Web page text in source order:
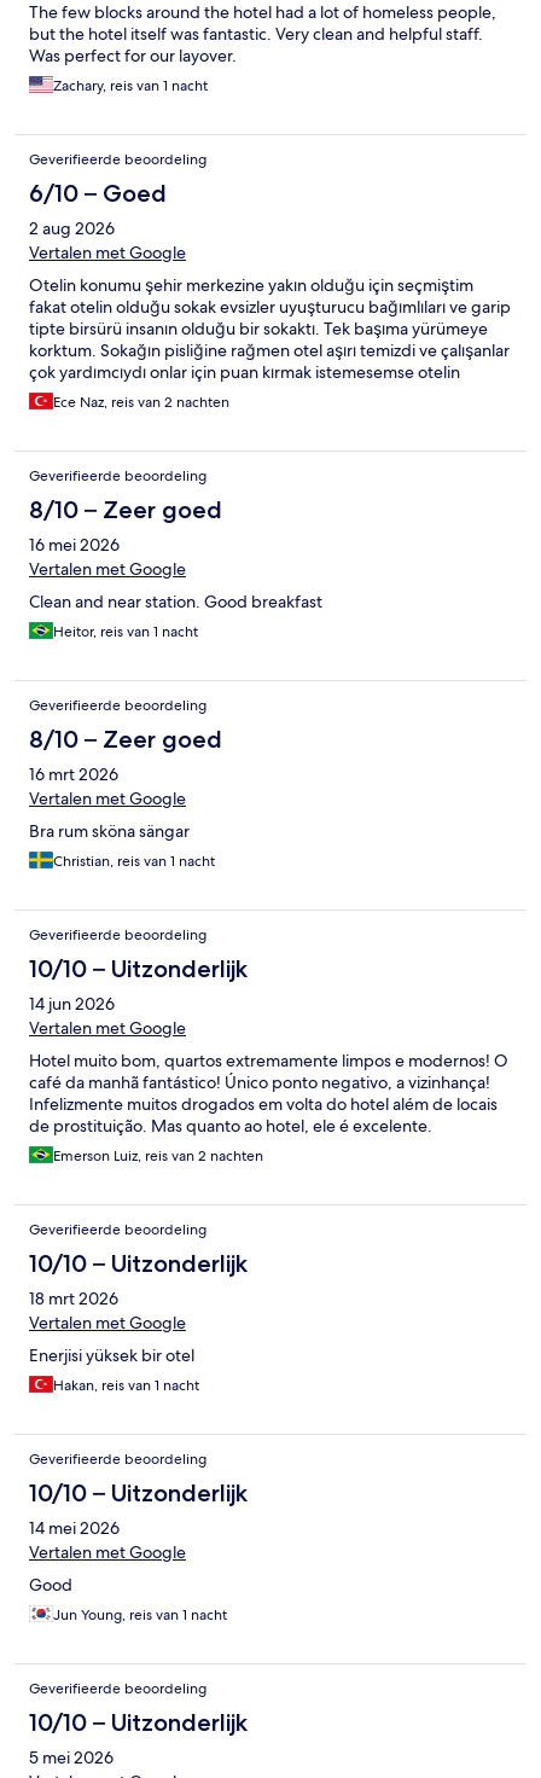
The few blocks around the hotel had a lot of homeless people,
but the hotel itself was fantastic. Very clean and helpful staff.
Was perfect for our layover.
Zachary, reis van 1 nacht
Geverifieerde beoordeling
6/10 – Goed
2 aug 2026
Vertalen met Google
Otelin konumu şehir merkezine yakın olduğu için seçmiştim
fakat otelin olduğu sokak evsizler uyuşturucu bağımlıları ve garip
tipte birsürü insanın olduğu bir sokaktı. Tek başıma yürümeye
korktum. Sokağın pisliğine rağmen otel aşırı temizdi ve çalışanlar
çok yardımcıydı onlar için puan kırmak istemesemse otelin
olduğu sokak çok kötüydü.
Ece Naz, reis van 2 nachten
Geverifieerde beoordeling
8/10 – Zeer goed
16 mei 2026
Vertalen met Google
Clean and near station. Good breakfast
Heitor, reis van 1 nacht
Geverifieerde beoordeling
8/10 – Zeer goed
16 mrt 2026
Vertalen met Google
Bra rum sköna sängar
Christian, reis van 1 nacht
Geverifieerde beoordeling
10/10 – Uitzonderlijk
14 jun 2026
Vertalen met Google
Hotel muito bom, quartos extremamente limpos e modernos! O
café da manhã fantástico! Único ponto negativo, a vizinhança!
Infelizmente muitos drogados em volta do hotel além de locais
de prostituição. Mas quanto ao hotel, ele é excelente.
Emerson Luiz, reis van 2 nachten
Geverifieerde beoordeling
10/10 – Uitzonderlijk
18 mrt 2026
Vertalen met Google
Enerjisi yüksek bir otel
Hakan, reis van 1 nacht
Geverifieerde beoordeling
10/10 – Uitzonderlijk
14 mei 2026
Vertalen met Google
Good
Jun Young, reis van 1 nacht
Geverifieerde beoordeling
10/10 – Uitzonderlijk
5 mei 2026